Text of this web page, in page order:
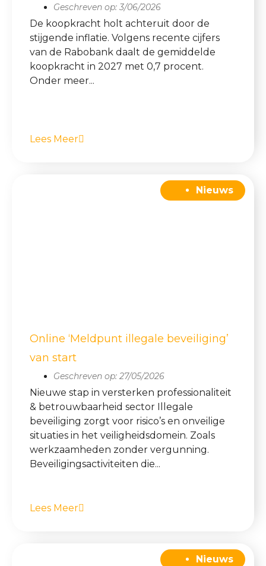
Geschreven op: 3/06/2026
De koopkracht holt achteruit door de
stijgende inflatie. Volgens recente cijfers
van de Rabobank daalt de gemiddelde
koopkracht in 2027 met 0,7 procent.
Onder meer...
Lees Meer
Nieuws
Online ‘Meldpunt illegale beveiliging’
van start
Geschreven op: 27/05/2026
Nieuwe stap in versterken professionaliteit
& betrouwbaarheid sector Illegale
beveiliging zorgt voor risico’s en onveilige
situaties in het veiligheidsdomein. Zoals
werkzaamheden zonder vergunning.
Beveiligingsactiviteiten die...
Lees Meer
Nieuws